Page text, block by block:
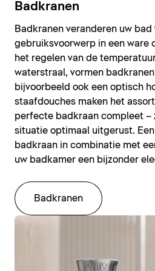
Badkranen
Badkranen veranderen uw bad
gebruiksvoorwerp in een ware
het regelen van de
waterstraal, vormen
bijvoorbeeld ook een optisch
staafdouches maken het
perfecte badkraan compleet –
situatie optimaal uitgerust.
badkraan in combinatie met
uw badkamer een bijzonder
Badkranen